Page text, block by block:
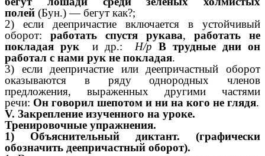
полей (Бун.) — бегут как?;
2) если деепричастие включается в устойчивый
оборот: работать спустя рукава, работать не
покладая руки др.: Н/р В трудные дни он
работал с нами рук не покладая.
3) если деепричастие или деепричастный оборот
оказываются в ряду однородных членов
предложения, выраженных другими частями
речи: Он говорил шепотом и ни на кого не глядя.
V. Закрепление изученного на уроке.
Тренировочные упражнения.
1) Объяснительный диктант. (графически
обозначить деепричастный оборот).